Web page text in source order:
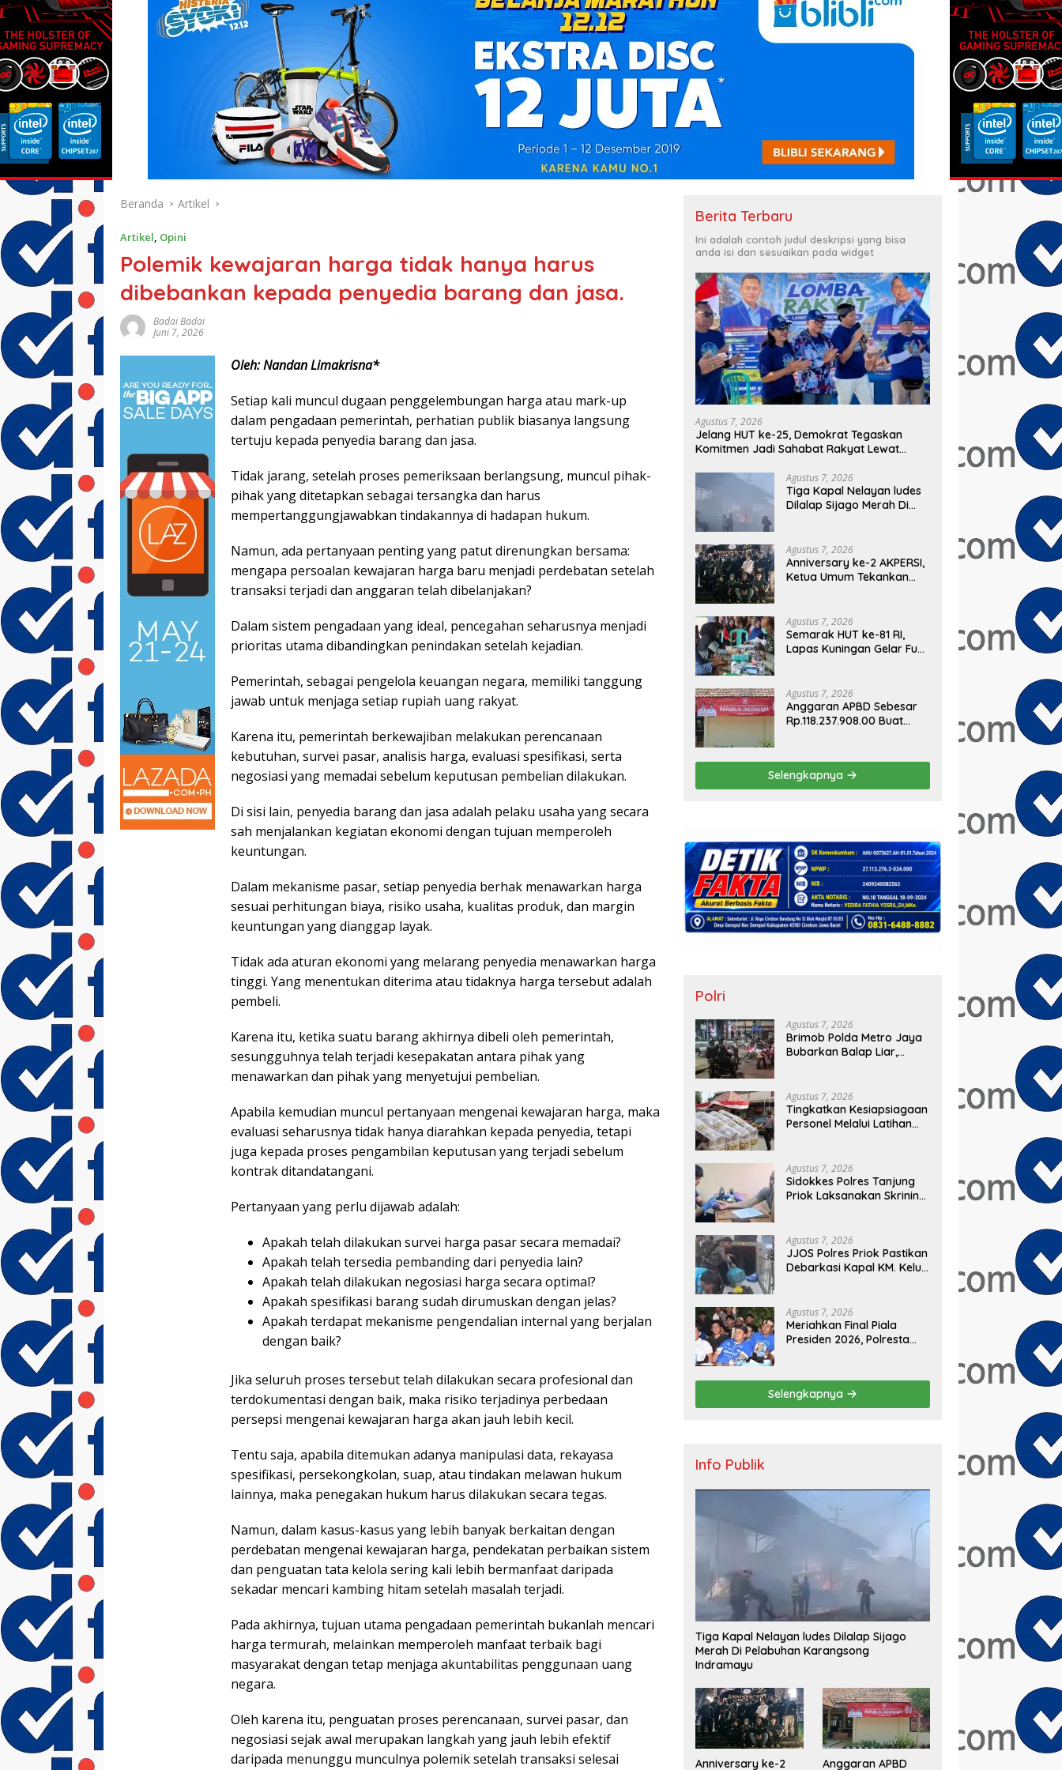
Beranda Artikel
Artikel, Opini
Polemik kewajaran harga tidak hanya harus
dibebankan kepada penyedia barang dan jasa.
Badai Badai
Juni 7, 2026
Oleh: Nandan Limakrisna*
Setiap kali muncul dugaan penggelembungan harga atau mark-up
dalam pengadaan pemerintah, perhatian publik biasanya langsung
tertuju kepada penyedia barang dan jasa.
Tidak jarang, setelah proses pemeriksaan berlangsung, muncul pihak-
pihak yang ditetapkan sebagai tersangka dan harus
mempertanggungjawabkan tindakannya di hadapan hukum.
Namun, ada pertanyaan penting yang patut direnungkan bersama:
mengapa persoalan kewajaran harga baru menjadi perdebatan setelah
transaksi terjadi dan anggaran telah dibelanjakan?
Dalam sistem pengadaan yang ideal, pencegahan seharusnya menjadi
prioritas utama dibandingkan penindakan setelah kejadian.
Pemerintah, sebagai pengelola keuangan negara, memiliki tanggung
jawab untuk menjaga setiap rupiah uang rakyat.
Karena itu, pemerintah berkewajiban melakukan perencanaan
kebutuhan, survei pasar, analisis harga, evaluasi spesifikasi, serta
negosiasi yang memadai sebelum keputusan pembelian dilakukan.
Di sisi lain, penyedia barang dan jasa adalah pelaku usaha yang secara
sah menjalankan kegiatan ekonomi dengan tujuan memperoleh
keuntungan.
Dalam mekanisme pasar, setiap penyedia berhak menawarkan harga
sesuai perhitungan biaya, risiko usaha, kualitas produk, dan margin
keuntungan yang dianggap layak.
Tidak ada aturan ekonomi yang melarang penyedia menawarkan harga
tinggi. Yang menentukan diterima atau tidaknya harga tersebut adalah
pembeli.
Karena itu, ketika suatu barang akhirnya dibeli oleh pemerintah,
sesungguhnya telah terjadi kesepakatan antara pihak yang
menawarkan dan pihak yang menyetujui pembelian.
Apabila kemudian muncul pertanyaan mengenai kewajaran harga, maka
evaluasi seharusnya tidak hanya diarahkan kepada penyedia, tetapi
juga kepada proses pengambilan keputusan yang terjadi sebelum
kontrak ditandatangani.
Pertanyaan yang perlu dijawab adalah:
Apakah telah dilakukan survei harga pasar secara memadai?
Apakah telah tersedia pembanding dari penyedia lain?
Apakah telah dilakukan negosiasi harga secara optimal?
Apakah spesifikasi barang sudah dirumuskan dengan jelas?
Apakah terdapat mekanisme pengendalian internal yang berjalan
dengan baik?
Jika seluruh proses tersebut telah dilakukan secara profesional dan
terdokumentasi dengan baik, maka risiko terjadinya perbedaan
persepsi mengenai kewajaran harga akan jauh lebih kecil.
Tentu saja, apabila ditemukan adanya manipulasi data, rekayasa
spesifikasi, persekongkolan, suap, atau tindakan melawan hukum
lainnya, maka penegakan hukum harus dilakukan secara tegas.
Namun, dalam kasus-kasus yang lebih banyak berkaitan dengan
perdebatan mengenai kewajaran harga, pendekatan perbaikan sistem
dan penguatan tata kelola sering kali lebih bermanfaat daripada
sekadar mencari kambing hitam setelah masalah terjadi.
Pada akhirnya, tujuan utama pengadaan pemerintah bukanlah mencari
harga termurah, melainkan memperoleh manfaat terbaik bagi
masyarakat dengan tetap menjaga akuntabilitas penggunaan uang
negara.
Oleh karena itu, penguatan proses perencanaan, survei pasar, dan
negosiasi sejak awal merupakan langkah yang jauh lebih efektif
daripada menunggu munculnya polemik setelah transaksi selesai
Berita Terbaru
Ini adalah contoh judul deskripsi yang bisa
anda isi dan sesuaikan pada widget
Agustus 7, 2026
Jelang HUT ke-25, Demokrat Tegaskan
Komitmen Jadi Sahabat Rakyat Lewat
Agustus 7, 2026
Tiga Kapal Nelayan ludes
Dilalap Sijago Merah Di
Agustus 7, 2026
Anniversary ke-2 AKPERSI,
Ketua Umum Tekankan
Konstituen ke Dewan Pers
Agustus 7, 2026
Semarak HUT ke-81 RI,
Lapas Kuningan Gelar Fun
hingga Bakti Sosial
Agustus 7, 2026
Anggaran APBD Sebesar
Rp.118.237.908.00 Buat
Masuk Akal, Harus
Dipertanggungjawabkan
Secara Terbuka!
Selengkapnya
Polri
Agustus 7, 2026
Brimob Polda Metro Jaya
Bubarkan Balap Liar,
Timur
Agustus 7, 2026
Tingkatkan Kesiapsiagaan
Personel Melalui Latihan
Agustus 7, 2026
Sidokkes Polres Tanjung
Priok Laksanakan Skrining
PNPP
Agustus 7, 2026
JJOS Polres Priok Pastikan
Debarkasi Kapal KM. Kelud
Agustus 7, 2026
Meriahkan Final Piala
Presiden 2026, Polresta
Bagi-Bagi Motor Listrik
Selengkapnya
Info Publik
Tiga Kapal Nelayan ludes Dilalap Sijago
Merah Di Pelabuhan Karangsong
Indramayu
Anniversary ke-2
Anggaran APBD